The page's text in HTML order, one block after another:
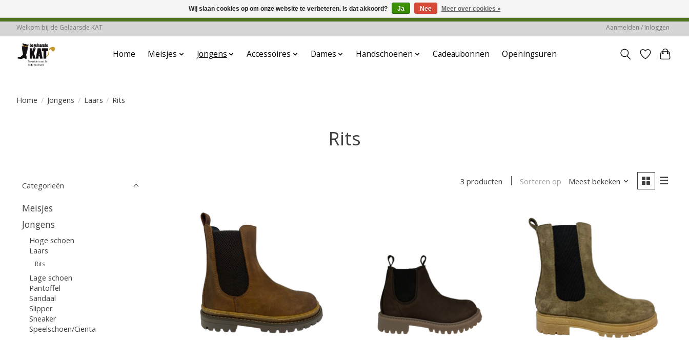
Welkom bij de Gelaarsde KAT Aanmelden / Inloggen
Home Meisjes Jongens Accessoires Dames Handschoenen Cadeaubonnen Openingsuren
Home / Jongens / Laars / Rits
Rits
Categorieën
Meisjes
Jongens
Hoge schoen
Laars
Rits
Lage schoen
Pantoffel
Sandaal
Slipper
Sneaker
Speelschoen/Cienta
3 producten Sorteren op Meest bekeken
Wij slaan cookies op om onze website te verbeteren. Is dat akkoord? Ja Nee Meer over cookies »
Deze winkel is in aanbouw. Eventueel geplaatste orders zullen niet worden gehonoreerd of verwerkt.